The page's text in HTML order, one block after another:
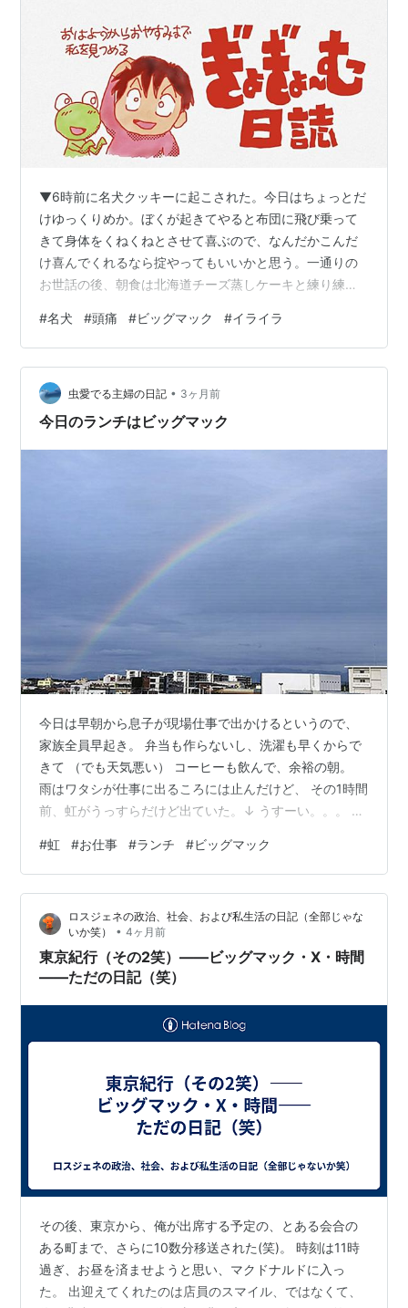
▼6時前に名犬クッキーに起こされた。今日はちょっとだ
けゆっくりめか。ぼくが起きてやると布団に飛び乗って
きて身体をくねくねとさせて喜ぶので、なんだかこんだ
け喜んでくれるなら掟やってもいいかと思う。一通りの
お世話の後、朝食は北海道チーズ蒸しケーキと練り練り
するので薬を飲んでおく。そして午前中は大人しく横に
なっておく。おくおく。 お昼ご飯は、まるみキッチンさ
んのレシピ動画を参考に、ソースを完全再現！ ビッグマ
ック風トーストを作る。奥さま（ヒヨコ）と娘②（カラ
ザ）の分も作って味わってもらう。大好評だった〜！ ほ
#名犬 #頭痛 #ビッグマック #イライラ
虫愛でる主婦の日記 • 3ヶ月前
今日のランチはビッグマック
今日は早朝から息子が現場仕事で出かけるというので、
家族全員早起き。 弁当も作らないし、洗濯も早くからで
きて （でも天気悪い） コーヒーも飲んで、余裕の朝。
雨はワタシが仕事に出るころには止んだけど、 その1時間
前、虹がうっすらだけど出ていた。↓ うすーい。。。 ち
キリ彩度の高い虹になっちゃったんで、 「彩度を落とし
て、うっすらした感じを維持して」とお願いしたら ↓ な
るほど～ 今少しの感はあるが 生成AIも、無料で使える範
囲も限定的だろうしなぁ というか、やはり生成AIなど使
わずに済むような景色が撮りたい。 （彩度をあげたり、
露出を変えた…
#虹 #お仕事 #ランチ #ビッグマック
ロスジェネの政治、社会、および私生活の日記（全部じゃな
いか笑）
• 4ヶ月前
東京紀行（その2笑）――ビッグマック・X・時間
――ただの日記（笑）
その後、東京から、俺が出席する予定の、とある会合の
ある町まで、さらに10数分移送された(笑)。 時刻は11時
過ぎ、お昼を済ませようと思い、マクドナルドに入っ
た。 出迎えてくれたのは店員のスマイル、ではなくて、